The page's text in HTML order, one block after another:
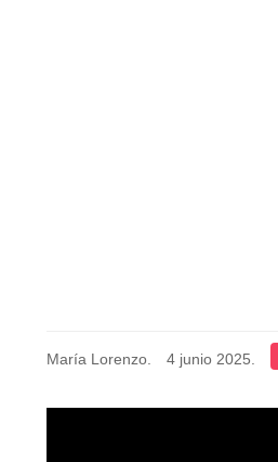
María Lorenzo 4 junio 2025